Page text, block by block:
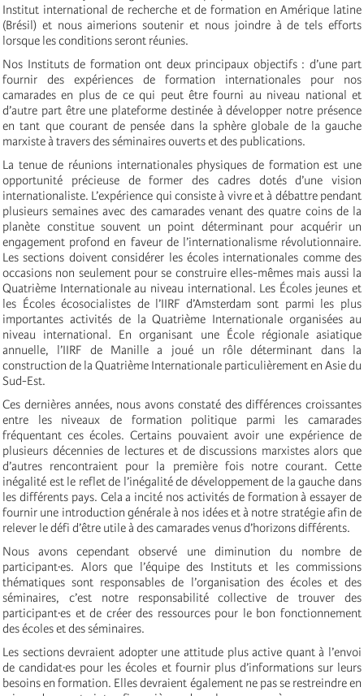
Institut international de recherche et de formation en Amérique latine
(Brésil) et nous aimerions soutenir et nous joindre à de tels efforts
lorsque les conditions seront réunies.
Nos Instituts de formation ont deux principaux objectifs : d’une part
fournir des expériences de formation internationales pour nos
camarades en plus de ce qui peut être fourni au niveau national et
d’autre part être une plateforme destinée à développer notre présence
en tant que courant de pensée dans la sphère globale de la gauche
marxiste à travers des séminaires ouverts et des publications.
La tenue de réunions internationales physiques de formation est une
opportunité précieuse de former des cadres dotés d’une vision
internationaliste. L’expérience qui consiste à vivre et à débattre pendant
plusieurs semaines avec des camarades venant des quatre coins de la
planète constitue souvent un point déterminant pour acquérir un
engagement profond en faveur de l’internationalisme révolutionnaire.
Les sections doivent considérer les écoles internationales comme des
occasions non seulement pour se construire elles-mêmes mais aussi la
Quatrième Internationale au niveau international. Les Écoles jeunes et
les Écoles écosocialistes de l’IIRF d’Amsterdam sont parmi les plus
importantes activités de la Quatrième Internationale organisées au
niveau international. En organisant une École régionale asiatique
annuelle, l’IIRF de Manille a joué un rôle déterminant dans la
construction de la Quatrième Internationale particulièrement en Asie du
Sud-Est.
Ces dernières années, nous avons constaté des différences croissantes
entre les niveaux de formation politique parmi les camarades
fréquentant ces écoles. Certains pouvaient avoir une expérience de
plusieurs décennies de lectures et de discussions marxistes alors que
d’autres rencontraient pour la première fois notre courant. Cette
inégalité est le reflet de l’inégalité de développement de la gauche dans
les différents pays. Cela a incité nos activités de formation à essayer de
fournir une introduction générale à nos idées et à notre stratégie afin de
relever le défi d’être utile à des camarades venus d’horizons différents.
Nous avons cependant observé une diminution du nombre de
participant·es. Alors que l’équipe des Instituts et les commissions
thématiques sont responsables de l’organisation des écoles et des
séminaires, c’est notre responsabilité collective de trouver des
participant·es et de créer des ressources pour le bon fonctionnement
des écoles et des séminaires.
Les sections devraient adopter une attitude plus active quant à l’envoi
de candidat·es pour les écoles et fournir plus d’informations sur leurs
besoins en formation. Elles devraient également ne pas se restreindre en